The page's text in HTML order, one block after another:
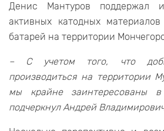
Денис Мантуров поддержал
активных катодных
батарей на территории
– С учетом того, что
производиться на территории
мы крайне заинтересованы
подчеркнул Андрей